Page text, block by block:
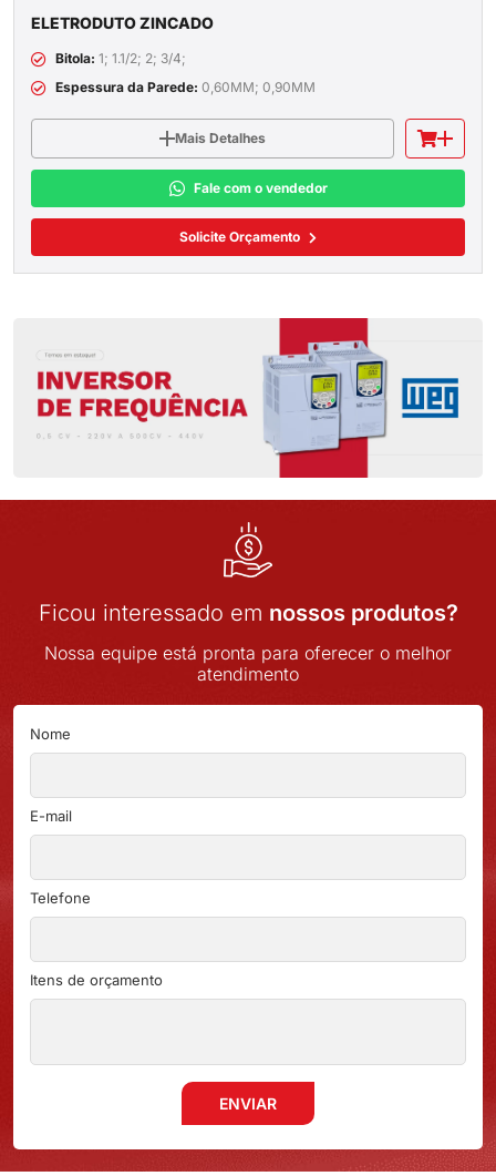
ELETRODUTO ZINCADO
Bitola: 1; 1.1/2; 2; 3/4;
Espessura da Parede: 0,60MM; 0,90MM
Mais Detalhes
Fale com o vendedor
Solicite Orçamento
Ficou interessado em nossos produtos?
Nossa equipe está pronta para oferecer o melhor
atendimento
Nome
E-mail
Telefone
Itens de orçamento
ENVIAR